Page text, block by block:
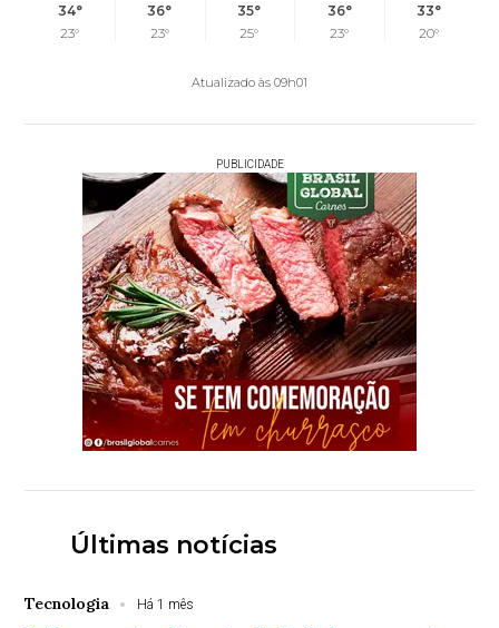
34°
23°
36°
23°
35°
25°
36°
23°
33°
20°
Atualizado às 09h01
PUBLICIDADE
Últimas notícias
Tecnologia Há 1 mês